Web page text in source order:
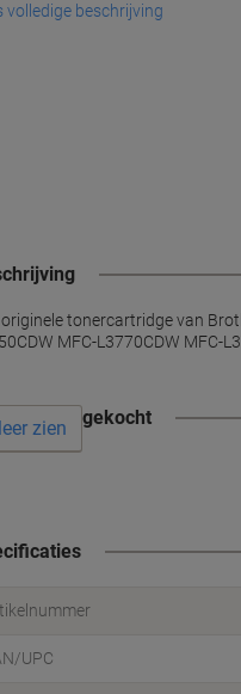
volledige beschrijving
originele tonercartridge van
MFC-L3770CDW MFC-
samen gekocht
zien
UPC